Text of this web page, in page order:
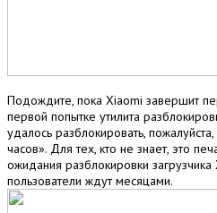
Подождите, пока Xiaomi завершит
первой попытке утилита
удалось разблокировать,
часов». Для тех, кто не знает, это
ожидания разблокировки
пользователи ждут месяцами.